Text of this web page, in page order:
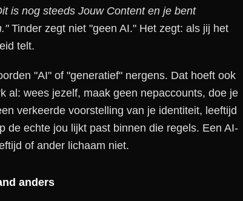
is nog steeds Jouw Content en je bent
Tinder zegt niet "geen AI." Het zegt: als jij het
telt.
"AI" of "generatief" nergens. Dat hoeft ook
al: wees jezelf, maak geen nepaccounts, doe je
verkeerde voorstelling van je identiteit, leeftijd
de echte jou lijkt past binnen die regels. Een AI-
of ander lichaam niet.
anders